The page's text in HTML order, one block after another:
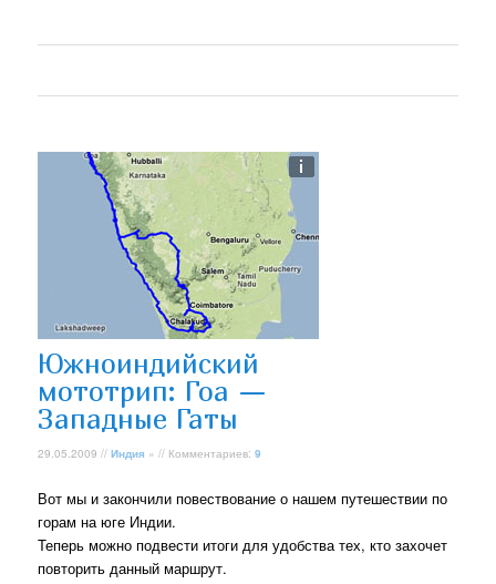
Южноиндийский
мототрип: Гоа —
Западные Гаты
29.05.2009 //Индия » // Комментариев:9
Вот мы и закончили повествование о нашем путешествии по
горам на юге Индии.
Теперь можно подвести итоги для удобства тех, кто захочет
повторить данный маршрут.